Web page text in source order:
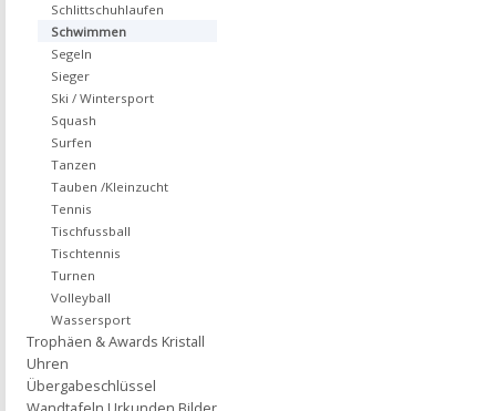
Schlittschuhlaufen
Schwimmen
Segeln
Sieger
Ski / Wintersport
Squash
Surfen
Tanzen
Tauben /Kleinzucht
Tennis
Tischfussball
Tischtennis
Turnen
Volleyball
Wassersport
Trophäen & Awards Kristall
Uhren
Übergabeschlüssel